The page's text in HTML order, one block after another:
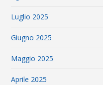
Luglio 2025
Giugno 2025
Maggio 2025
Aprile 2025